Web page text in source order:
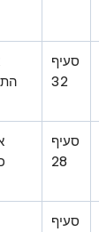
סעיף
32
סעיף
28
סעיף